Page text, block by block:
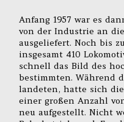
Anfang 1957 war es
von der Industrie an die
ausgeliefert. Noch bis
insgesamt 410
schnell das Bild des
bestimmten. Während
landeten, hatte sich
einer großen Anzahl
neu aufgestellt. Nicht